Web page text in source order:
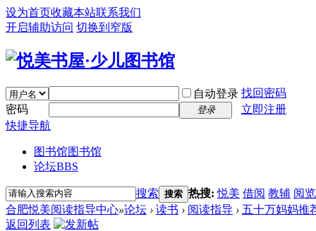
设为首页收藏本站联系我们
开启辅助访问 切换到窄版
自动登录 找回密码
密码
登录
立即注册
快捷导航
图书馆图书馆
论坛BBS
搜索 搜索 热搜:悦美 借阅 教辅 阅览
合肥悦美阅读指导中心»论坛 › 读书 › 阅读指导 › 五十万妈妈推
返回列表